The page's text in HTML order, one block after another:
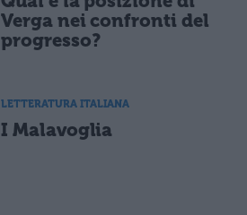
Verga nei confronti del
progresso?
LETTERATURA ITALIANA
I Malavoglia